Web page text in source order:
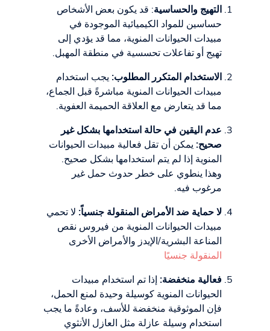
التهيج والحساسية: قد يكون بعض الأشخاص
حساسين للمواد الكيميائية الموجودة في
مبيدات الحيوانات المنوية، مما قد يؤدي إلى
تهيج أو تفاعلات تحسسية في منطقة المهبل.
الاستخدام المتكرر المطلوب: يجب استخدام
مبيدات الحيوانات المنوية مباشرةً قبل الجماع،
مما قد يتعارض مع العلاقة الحميمة العفوية.
عدم اليقين في حالة استخدامها بشكل غير
صحيح: يمكن أن تقل فعالية مبيدات الحيوانات
المنوية إذا لم يتم استخدامها بشكل صحيح.
وهذا ينطوي على خطر حدوث حمل غير
مرغوب فيه.
لا حماية ضد الأمراض المنقولة جنسياً: لا تحمي
مبيدات الحيوانات المنوية من فيروس نقص
المناعة البشرية/الإيدز والأمراض الأخرى
المنقولة جنسيًا
فعالية منخفضة: إذا تم استخدام مبيدات
الحيوانات المنوية كوسيلة وحيدة لمنع الحمل،
فإن الموثوقية منخفضة للأسف، وعادةً ما يجب
استخدام وسيلة عازلة مثل العازل الأنثوي